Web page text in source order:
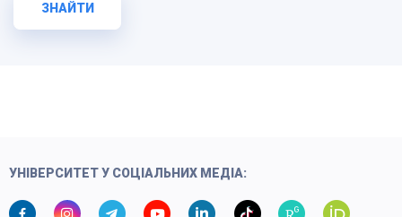
ЗНАЙТИ
УНІВЕРСИТЕТ У СОЦІАЛЬНИХ МЕДІА: